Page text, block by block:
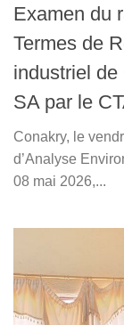
Examen du
Termes de
industriel
SA par le
Conakry, le
d’Analyse
08 mai 2026,...